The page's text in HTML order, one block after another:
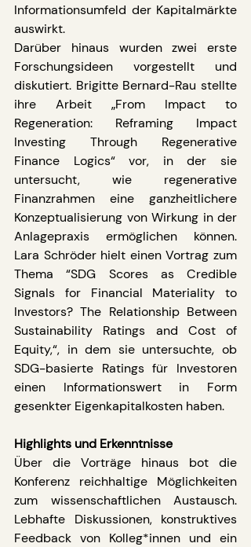
Informationsumfeld der Kapitalmärkte
auswirkt.
Darüber hinaus wurden zwei erste
Forschungsideen vorgestellt und
diskutiert. Brigitte Bernard-Rau stellte
ihre Arbeit „From Impact to
Regeneration: Reframing Impact
Investing Through Regenerative
Finance Logics“ vor, in der sie
untersucht, wie regenerative
Finanzrahmen eine ganzheitlichere
Konzeptualisierung von Wirkung in der
Anlagepraxis ermöglichen können.
Lara Schröder hielt einen Vortrag zum
Thema “SDG Scores as Credible
Signals for Financial Materiality to
Investors? The Relationship Between
Sustainability Ratings and Cost of
Equity,“, in dem sie untersuchte, ob
SDG-basierte Ratings für Investoren
einen Informationswert in Form
gesenkter Eigenkapitalkosten haben.
Highlights und Erkenntnisse
Über die Vorträge hinaus bot die
Konferenz reichhaltige Möglichkeiten
zum wissenschaftlichen Austausch.
Lebhafte Diskussionen, konstruktives
Feedback von Kolleg*innen und ein